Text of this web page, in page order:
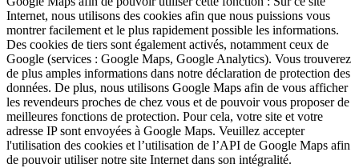
Internet, nous utilisons des cookies afin que nous puissions vous
montrer facilement et le plus rapidement possible les informations.
Des cookies de tiers sont également activés, notamment ceux de
Google (services : Google Maps, Google Analytics). Vous trouverez
de plus amples informations dans notre déclaration de protection des
données. De plus, nous utilisons Google Maps afin de vous afficher
les revendeurs proches de chez vous et de pouvoir vous proposer de
meilleures fonctions de protection. Pour cela, votre site et votre
adresse IP sont envoyées à Google Maps. Veuillez accepter
l'utilisation des cookies et l’utilisation de l’API de Google Maps afin
de pouvoir utiliser notre site Internet dans son intégralité.